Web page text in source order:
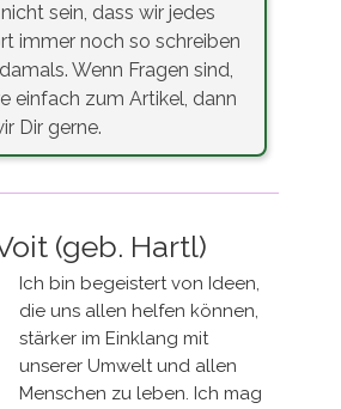
sein, dass wir jedes
immer noch so schreiben
Wenn Fragen sind,
einfach zum Artikel, dann
Dir gerne.
(geb. Hartl)
Ich bin begeistert von Ideen,
die uns allen helfen können,
stärker im Einklang mit
unserer Umwelt und allen
Menschen zu leben. Ich mag